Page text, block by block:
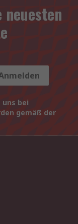
uns bei
gemäß der